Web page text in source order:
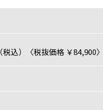
（税込）〈税抜価格 ￥84,900〉